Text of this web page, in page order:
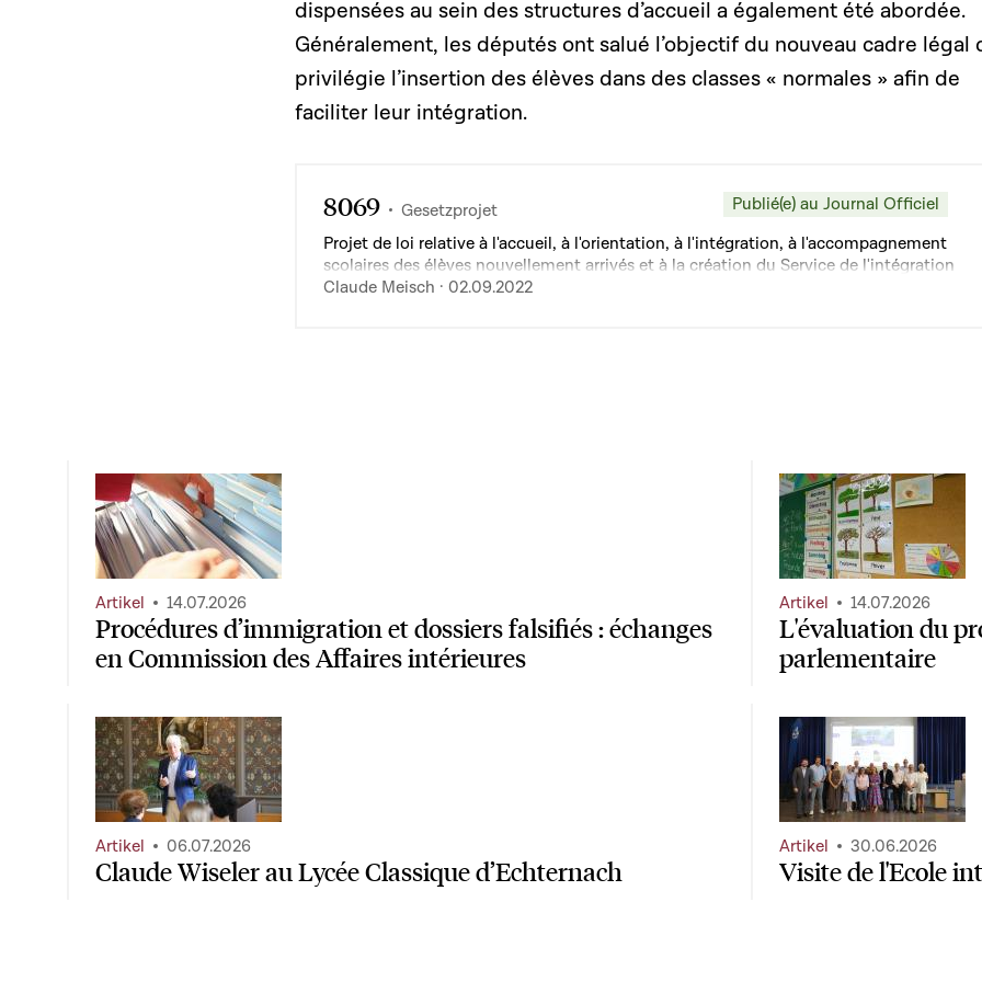
dispensées au sein des structures d’accueil a également été abordée.
Généralement, les députés ont salué l’objectif du nouveau cadre légal
privilégie l’insertion des élèves dans des classes « normales » afin de
faciliter leur intégration.
8069 Gesetzprojet
Publié(e) au Journal Officiel
Projet de loi relative à l'accueil, à l'orientation, à l'intégration, à l'accompagnement
scolaires des élèves nouvellement arrivés et à la création du Service de l'intégration
et de l'accueil scolaires et modifiant : 1° la loi modifiée du 25 juin 2004 portant
Claude Meisch · 02.09.2022
Procédures d’immigration et dossiers falsifiés : échanges
en Commission des Affaires intérieures
Artikel 14.07.2026
L'évaluation du
parlementaire
Artikel 14.07.2026
Claude Wiseler au Lycée Classique d’Echternach
Artikel 06.07.2026
Visite de l'Ecole
Artikel 30.06.2026